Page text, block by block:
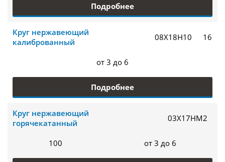
Подробнее
Круг нержавеющий
калиброванный
08Х18Н10 16
от 3 до 6
Подробнее
Круг нержавеющий
горячекатанный
03Х17НМ2
100 от 3 до 6